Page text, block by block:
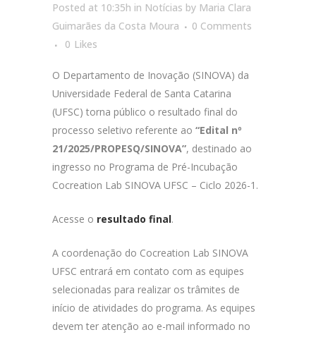
Posted at 10:35h in Notícias by Maria Clara
Guimarães da Costa Moura
0 Comments
0 Likes
O Departamento de Inovação (SINOVA) da
Universidade Federal de Santa Catarina
(UFSC) torna público o resultado final do
processo seletivo referente ao “Edital nº
21/2025/PROPESQ/SINOVA”, destinado ao
ingresso no Programa de Pré-Incubação
Cocreation Lab SINOVA UFSC – Ciclo 2026-1.
Acesse o resultado final.
A coordenação do Cocreation Lab SINOVA
UFSC entrará em contato com as equipes
selecionadas para realizar os trâmites de
início de atividades do programa. As equipes
devem ter atenção ao e-mail informado no